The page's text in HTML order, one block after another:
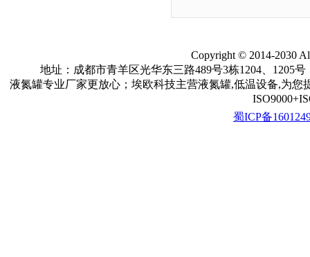
Copyright © 2014-2030
地址：成都市青羊区光华东三路489号3栋1204、1205
液氮罐专业厂家更放心；埃欧科技主营液氮罐,低温设备,为您
蜀ICP备